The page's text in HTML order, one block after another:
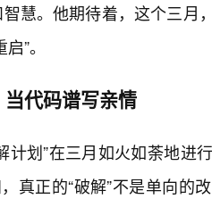
慧。他期待着，这个三月
”。
代码谱写亲情
计划”在三月如火如荼地进
真正的“破解”不是单向的